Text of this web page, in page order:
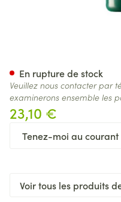
23,10 €
Tenez-moi au
En rupture de stock
Veuillez nous contacter par
examinerons ensemble les
Voir tous les produits